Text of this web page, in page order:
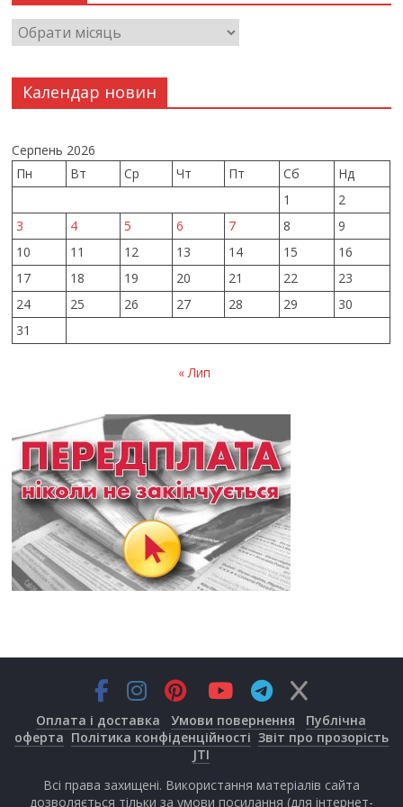
Календар новин
Серпень 2026
Пн
Вт Ср Чт Пт Сб
Нд
1
2
3
4 5 6 7 8
9
10
11 12 13 14 15
16
17
18 19 20 21 22
23
24
25 26 27 28 29
30
31
« Лип
Оплата і доставка Умови повернення
Публічна
оферта Політика конфіденційності Звіт про прозорість
JTI
Всі права захищені. Використання матеріалів сайта
дозволяється тільки за умови посилання (для інтернет-